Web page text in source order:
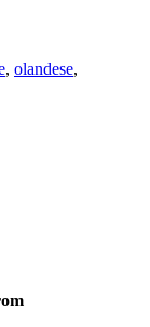
, olandese,